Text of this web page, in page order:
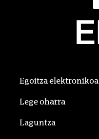
Egoitza elektronikoa
Lege oharra
Laguntza